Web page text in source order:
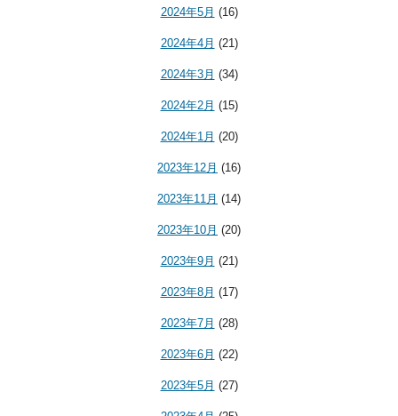
2024年5月 (16)
2024年4月 (21)
2024年3月 (34)
2024年2月 (15)
2024年1月 (20)
2023年12月 (16)
2023年11月 (14)
2023年10月 (20)
2023年9月 (21)
2023年8月 (17)
2023年7月 (28)
2023年6月 (22)
2023年5月 (27)